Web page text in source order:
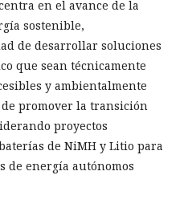
en el avance de la
sostenible,
de desarrollar soluciones
que sean técnicamente
y ambientalmente
promover la transición
proyectos
de NiMH y Litio para
de energía autónomos